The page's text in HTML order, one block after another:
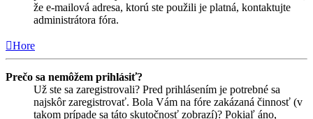
že e-mailová adresa, ktorú ste použili je platná, kontaktujte
administrátora fóra.
Hore
Prečo sa nemôžem prihlásiť?
Už ste sa zaregistrovali? Pred prihlásením je potrebné sa
najskôr zaregistrovať. Bola Vám na fóre zakázaná činnosť (v
takom prípade sa táto skutočnosť zobrazí)? Pokiaľ áno,